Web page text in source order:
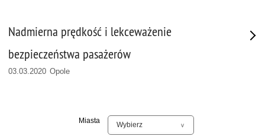
Nadmierna prędkość i lekceważenie
bezpieczeństwa pasażerów
03.03.2020 Opole
Miasta